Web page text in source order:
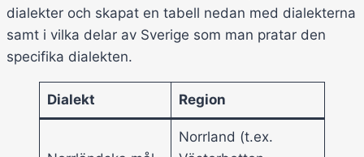
dialekter och skapat en tabell nedan med dialekterna
samt i vilka delar av Sverige som man pratar den
specifika dialekten.
Dialekt Region
Norrland (t.ex.